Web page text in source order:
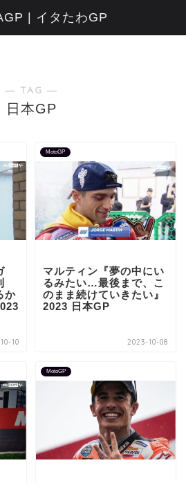
― TAG ―
日本GP
か
10
MotoGP
マルティン『夢の中にい
るみたい…最後まで、こ
のまま続けていきたい』
2023 日本GP
2023-10-08
MotoGP
| イタたわGP